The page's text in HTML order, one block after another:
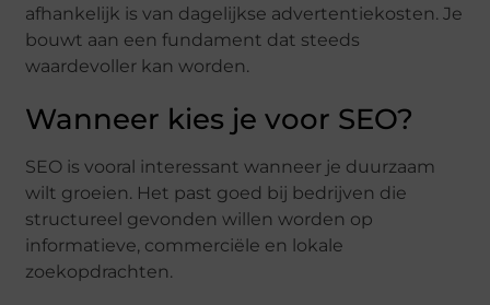
afhankelijk is van dagelijkse advertentiekosten. Je
bouwt aan een fundament dat steeds
waardevoller kan worden.
Wanneer kies je voor SEO?
SEO is vooral interessant wanneer je duurzaam
wilt groeien. Het past goed bij bedrijven die
structureel gevonden willen worden op
informatieve, commerciële en lokale
zoekopdrachten.